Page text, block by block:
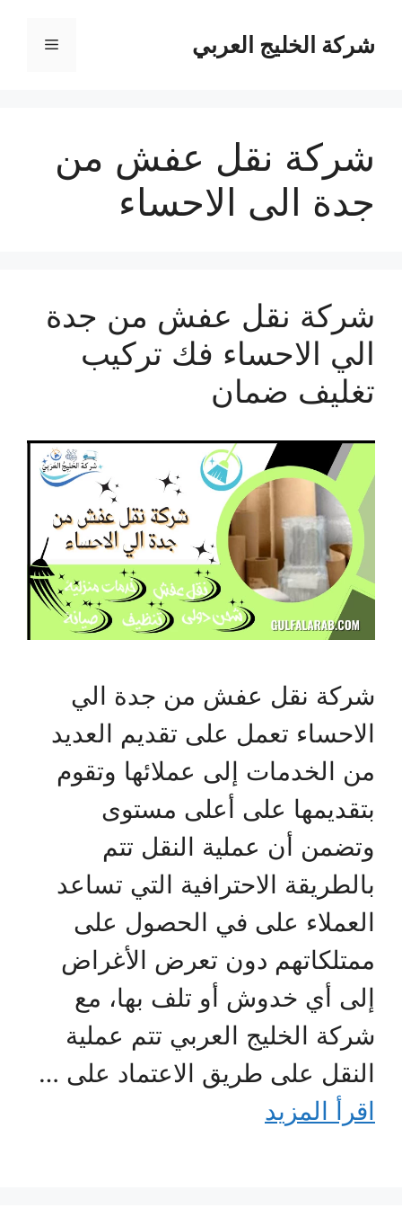
المحتوىشركة الخليج العربي القائمة
شركة نقل عفش من
جدة الى الاحساء
شركة نقل عفش من جدة
الي الاحساء فك تركيب
تغليف ضمان
شركة نقل عفش من جدة الي
الاحساء تعمل على تقديم العديد
من الخدمات إلى عملائها وتقوم
بتقديمها على أعلى مستوى
وتضمن أن عملية النقل تتم
بالطريقة الاحترافية التي تساعد
العملاء على في الحصول على
ممتلكاتهم دون تعرض الأغراض
إلى أي خدوش أو تلف بها، مع
شركة الخليج العربي تتم عملية
النقل على طريق الاعتماد على …
اقرأ المزيد